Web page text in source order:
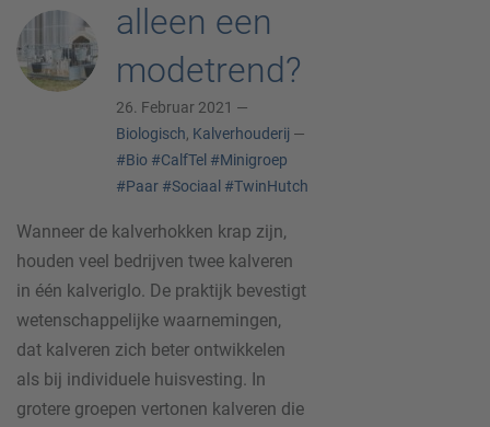
alleen een
modetrend?
26. Februar 2021 —
Biologisch, Kalverhouderij —
#Bio #CalfTel #Minigroep
#Paar #Sociaal #TwinHutch
Wanneer de kalverhokken krap zijn,
houden veel bedrijven twee kalveren
in één kalveriglo. De praktijk bevestigt
wetenschappelijke waarnemingen,
dat kalveren zich beter ontwikkelen
als bij individuele huisvesting. In
grotere groepen vertonen kalveren die